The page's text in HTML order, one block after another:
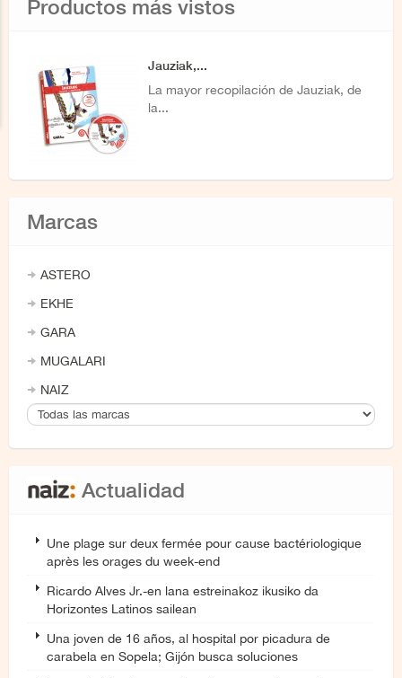
Productos más vistos
Jauziak,...
La mayor recopilación de Jauziak, de
la...
Marcas
ASTERO
EKHE
GARA
MUGALARI
NAIZ
Actualidad
Une plage sur deux fermée pour cause bactériologique
après les orages du week-end
Ricardo Alves Jr.-en lana estreinakoz ikusiko da
Horizontes Latinos sailean
Una joven de 16 años, al hospital por picadura de
carabela en Sopela; Gijón busca soluciones